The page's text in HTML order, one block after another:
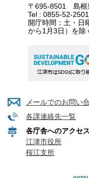
〒695-8501 島根
Tel : 0855-52-
開庁時間：土・日
から1月3日）を除
メールでのお問い
各課連絡先一覧
各庁舎へのアクセス
江津市役所
桜江支所